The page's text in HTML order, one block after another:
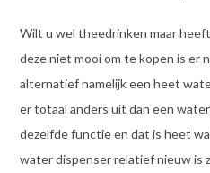
Wilt u wel theedrinken maar
deze niet mooi om te kopen is er
alternatief namelijk een heet
er totaal anders uit dan een
dezelfde functie en dat is heet
water dispenser relatief nieuw is